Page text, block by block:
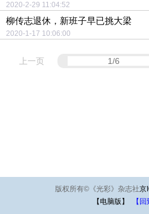
2020-2-29 11:04:52
柳传志退休，新班子早已挑大梁
2020-1-17 10:06:00
上一页
版权所有© 《光彩》杂志社京
【电脑版】
【